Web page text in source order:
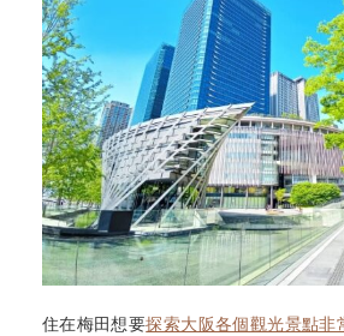
住在梅田想要探索大阪各個觀光景點非